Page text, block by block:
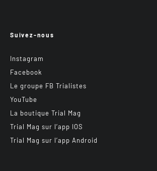
Suivez-nous
Instagram
Facebook
Le groupe FB Trialistes
YouTube
La boutique Trial Mag
Trial Mag sur l’app IOS
Trial Mag sur l’app Android